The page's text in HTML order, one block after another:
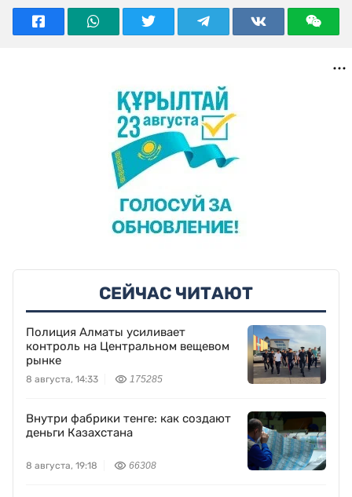
СЕЙЧАС ЧИТАЮТ
Полиция Алматы усиливает
контроль на Центральном вещевом
рынке
8 августа, 14:33 175285
Внутри фабрики тенге: как создают
деньги Казахстана
8 августа, 19:18 66308